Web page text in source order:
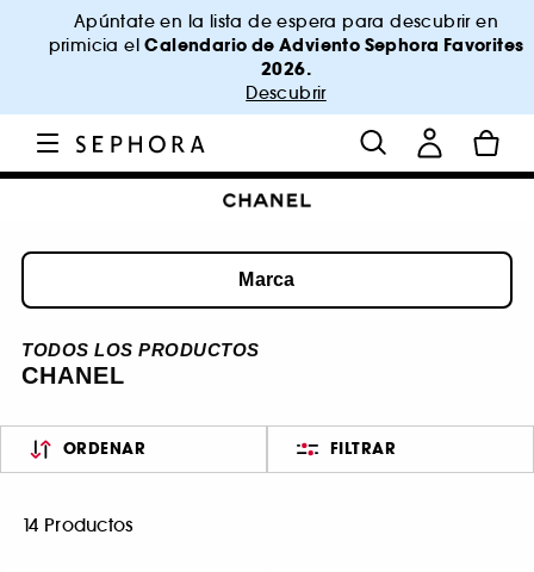
Apúntate en la lista de espera para descubrir en
primicia elCalendario de Adviento Sephora Favorites
2026.
Descubrir
Marca
TODOS LOS PRODUCTOS
CHANEL
ORDENAR FILTRAR
14 Productos